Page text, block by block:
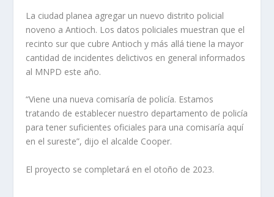
La ciudad planea agregar un nuevo distrito policial
noveno a Antioch. Los datos policiales muestran que el
recinto sur que cubre Antioch y más allá tiene la mayor
cantidad de incidentes delictivos en general informados
al MNPD este año.
“Viene una nueva comisaría de policía. Estamos
tratando de establecer nuestro departamento de policía
para tener suficientes oficiales para una comisaría aquí
en el sureste”, dijo el alcalde Cooper.
El proyecto se completará en el otoño de 2023.